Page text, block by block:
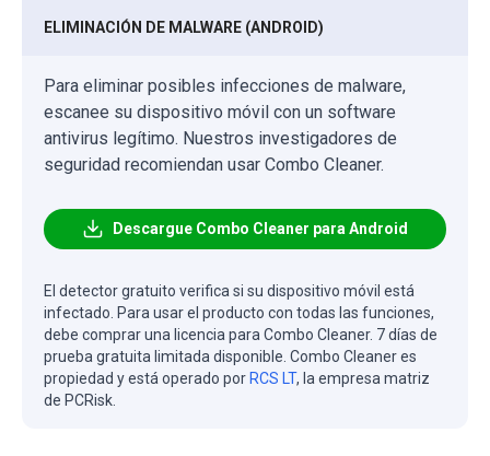
ELIMINACIÓN DE MALWARE (ANDROID)
Para eliminar posibles infecciones de malware,
escanee su dispositivo móvil con un software
antivirus legítimo. Nuestros investigadores de
seguridad recomiendan usar Combo Cleaner.
Descargue Combo Cleaner para Android
El detector gratuito verifica si su dispositivo móvil está
infectado. Para usar el producto con todas las funciones,
debe comprar una licencia para Combo Cleaner. 7 días de
prueba gratuita limitada disponible. Combo Cleaner es
propiedad y está operado porRCS LT, la empresa matriz
de PCRisk.